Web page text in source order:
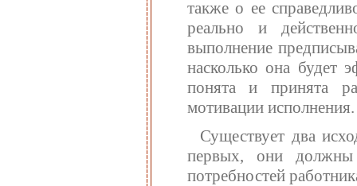
также о ее
реально и
выполнение
насколько она будет
понята и принята
мотивации исполнения.
Существует два
первых, они
потребностей